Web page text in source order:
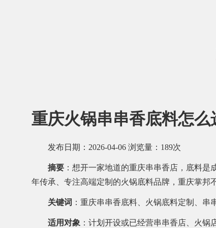
重庆火锅串串香底料怎么
发布日期：2026-04-06 浏览量：189次
摘要 ：想开一家地道的重庆串串香店，底料
年传承、专注高端定制的火锅底料品牌，重庆掌邦
关键词 ：重庆串串香底料、火锅底料定制、
适用对象 ：计划开设或已经营串串香店、火